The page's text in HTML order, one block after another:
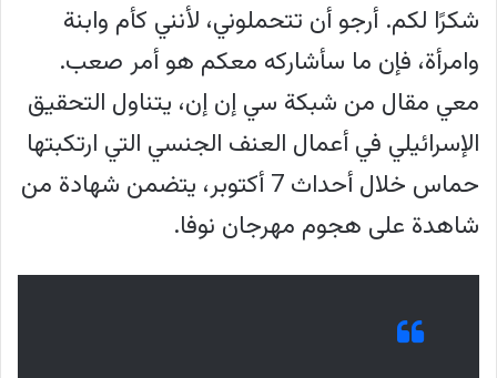
شكرًا لكم. أرجو أن تتحملوني، لأنني كأم وابنة
وامرأة، فإن ما سأشاركه معكم هو أمر صعب.
معي مقال من شبكة سي إن إن، يتناول التحقيق
الإسرائيلي في أعمال العنف الجنسي التي ارتكبتها
حماس خلال أحداث 7 أكتوبر، يتضمن شهادة من
شاهدة على هجوم مهرجان نوفا.